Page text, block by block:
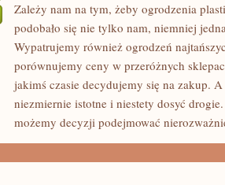
PEWNE
OGRODZENIE
POSIADŁOŚCI
Zależy nam na tym, żeby ogrodzenia
podobało się nie tylko nam, niemniej
Wypatrujemy również ogrodzeń
porównujemy ceny w przeróżnych
jakimś czasie decydujemy się na zakup.
niezmiernie istotne i niestety dosyć
możemy decyzji podejmować